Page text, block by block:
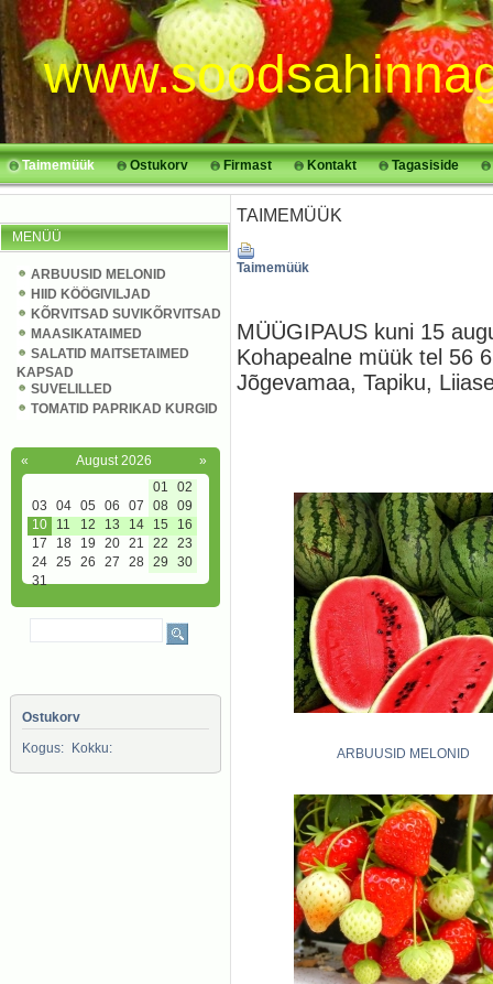
Taimemüük Ostukorv Firmast Kontakt Tagasiside
MENÜÜ
ARBUUSID MELONID
HIID KÖÖGIVILJAD
KÕRVITSAD SUVIKÕRVITSAD
MAASIKATAIMED
SALATID MAITSETAIMED
KAPSAD
SUVELILLED
TOMATID PAPRIKAD KURGID
« August 2026
»
01
02
03
04 05 06 07 08
09
10
11 12 13 14 15
16
17
18 19 20 21 22
23
24
25 26 27 28 29
30
31
Ostukorv
Kogus:
Kokku:
TAIMEMÜÜK
Taimemüük
MÜÜGIPAUS kuni 15
Kohapealne müük tel 56
Jõgevamaa, Tapiku,
ARBUUSID MELONID